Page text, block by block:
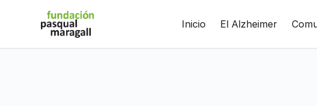
contenido
Inicio El Alzheimer